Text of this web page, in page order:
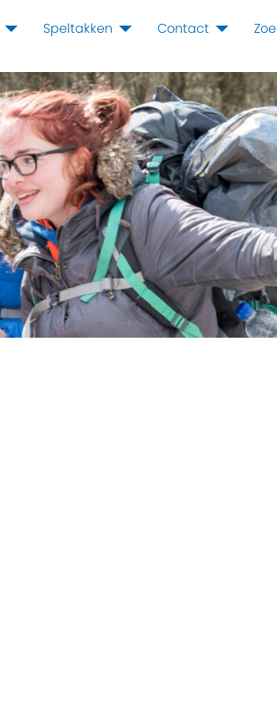
Speltakken Contact